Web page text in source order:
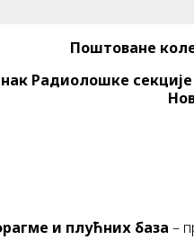
Поштоване
Радиолошке
и плућних база –